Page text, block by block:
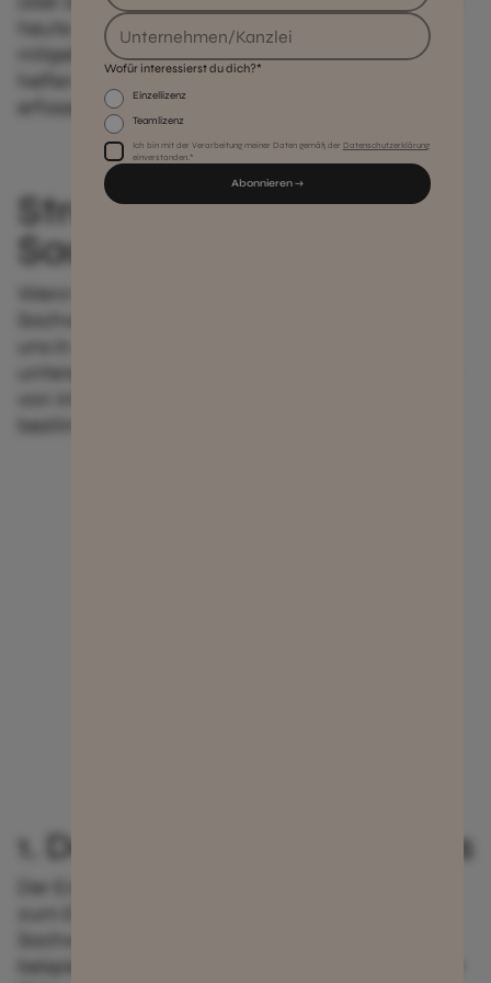
Wofür interessierst du dich?*
Einzellizenz
Teamlizenz
Ich bin mit der Verarbeitung meiner Daten gemäß der Datenschutzerklärung
einverstanden.*
heute zwei Beispiele aus dem AI Legal Club
mitgebracht, die zeigen, wie KI dir 2026 dabei
helfen kann, Sachverhalte strukturiert zu
erfassen.
Strukturierte
Sachverhaltserfassung
Wenn wir KI in der juristischen Arbeit für die
Sachverhaltserfassung einsetzen, bewegen wir
unterschiedlichen Arbeitsmodi, der Erschließung
bestimmter Informationen.
1. Der Erschließungs-Modus
Der Erschließungsmodus kommt immer dann
Sachverhalt noch nicht kennen. Wir erhalten
beispielsweise eine E-Mail samt Anhänge mit der